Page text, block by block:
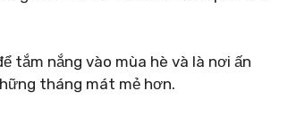
tắm nắng vào mùa hè và là nơi ấn
tháng mát mẻ hơn.